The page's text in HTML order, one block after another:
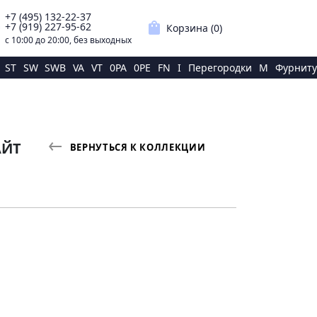
+7 (495) 132-22-37
+7 (919) 227-95-62
с 10:00 до 20:00, без выходных
shopping_bag Корзина (0)
ST SW SWB VA VT 0PA 0PE FN I Перегородки M
ВЕРНУТЬСЯ К КОЛЛЕКЦИИ